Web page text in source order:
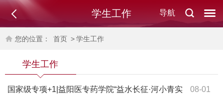
导航
学生工作
您的位置： 首页 >学生工作
学生工作
08-01
国家级专项+1|益阳医专药学院“益水长征·河小青实